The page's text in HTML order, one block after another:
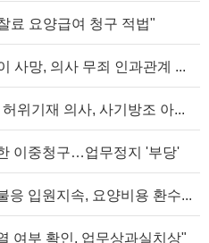
료 요양급여 청구 적법"
사망, 의사 무죄 인과관계 ...
위기재 의사, 사기방조 아...
이중청구…업무정지 '부당'
응 입원지속, 요양비용 환수...
여부 확인, 업무상과실치상"